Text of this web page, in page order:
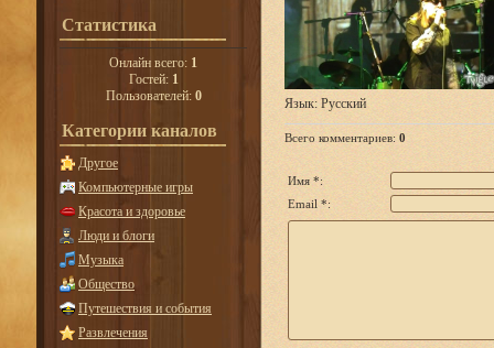
Статистика
Онлайн всего: 1
Гостей: 1
Пользователей: 0
Категории каналов
Другое
Компьютерные игры
Красота и здоровье
Люди и блоги
Музыка
Общество
Путешествия и события
Развлечения
Язык: Русский
Всего комментариев: 0
Имя *:
Email *: